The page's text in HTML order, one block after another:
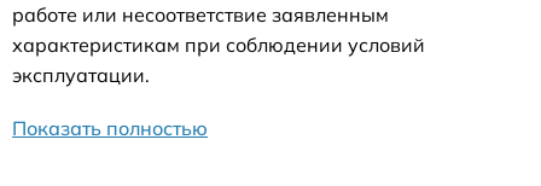
работе или несоответствие заявленным
характеристикам при соблюдении условий
эксплуатации.
Показать полностью